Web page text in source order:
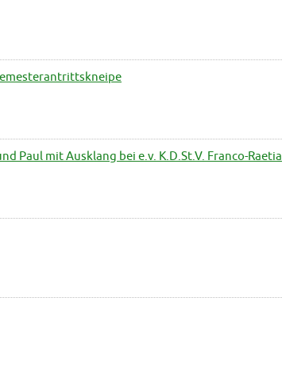
Paul mit Ausklang bei e.v. K.D.St.V. Franco-Raetia